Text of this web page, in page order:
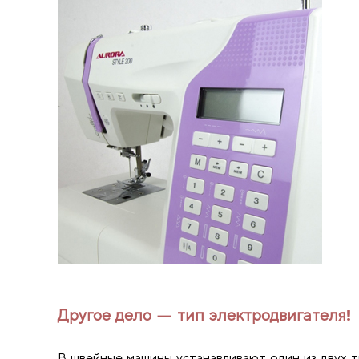
Другое дело — тип электродвигателя!